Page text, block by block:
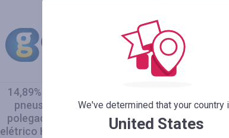
14,89% de desconto em
pneus off-road de 10
polegadas para scooter
elétrico Halo Knight T104...
Corsair
We've determined that your country
United States